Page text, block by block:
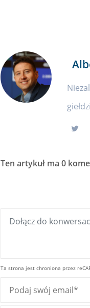
Ten artykuł ma 0
Ta strona jest chroniona przez